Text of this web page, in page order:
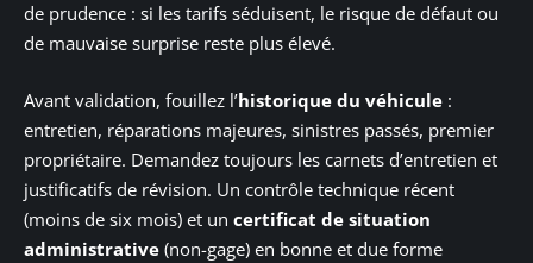
de prudence : si les tarifs séduisent, le risque de défaut ou
de mauvaise surprise reste plus élevé.
Avant validation, fouillez l’historique du véhicule :
entretien, réparations majeures, sinistres passés, premier
propriétaire. Demandez toujours les carnets d’entretien et
justificatifs de révision. Un contrôle technique récent
(moins de six mois) et un certificat de situation
administrative (non-gage) en bonne et due forme